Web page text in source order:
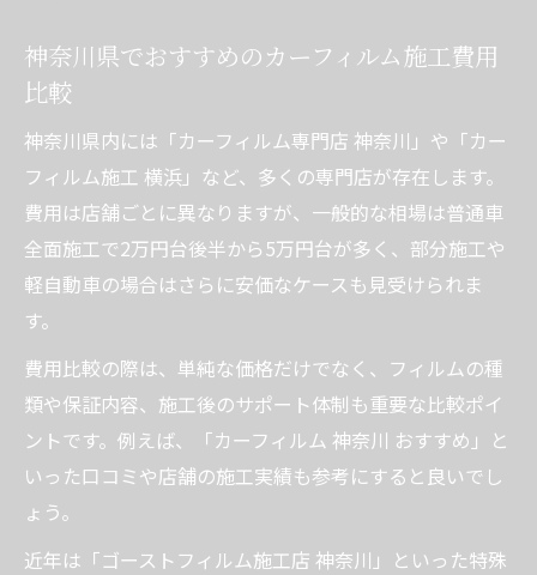
神奈川県でおすすめのカーフィルム施工費用
比較
神奈川県内には「カーフィルム専門店 神奈川」や「カー
フィルム施工 横浜」など、多くの専門店が存在します。
費用は店舗ごとに異なりますが、一般的な相場は普通車
全面施工で2万円台後半から5万円台が多く、部分施工や
軽自動車の場合はさらに安価なケースも見受けられま
す。
費用比較の際は、単純な価格だけでなく、フィルムの種
類や保証内容、施工後のサポート体制も重要な比較ポイ
ントです。例えば、「カーフィルム 神奈川 おすすめ」と
いった口コミや店舗の施工実績も参考にすると良いでし
ょう。
近年は「ゴーストフィルム施工店 神奈川」といった特殊